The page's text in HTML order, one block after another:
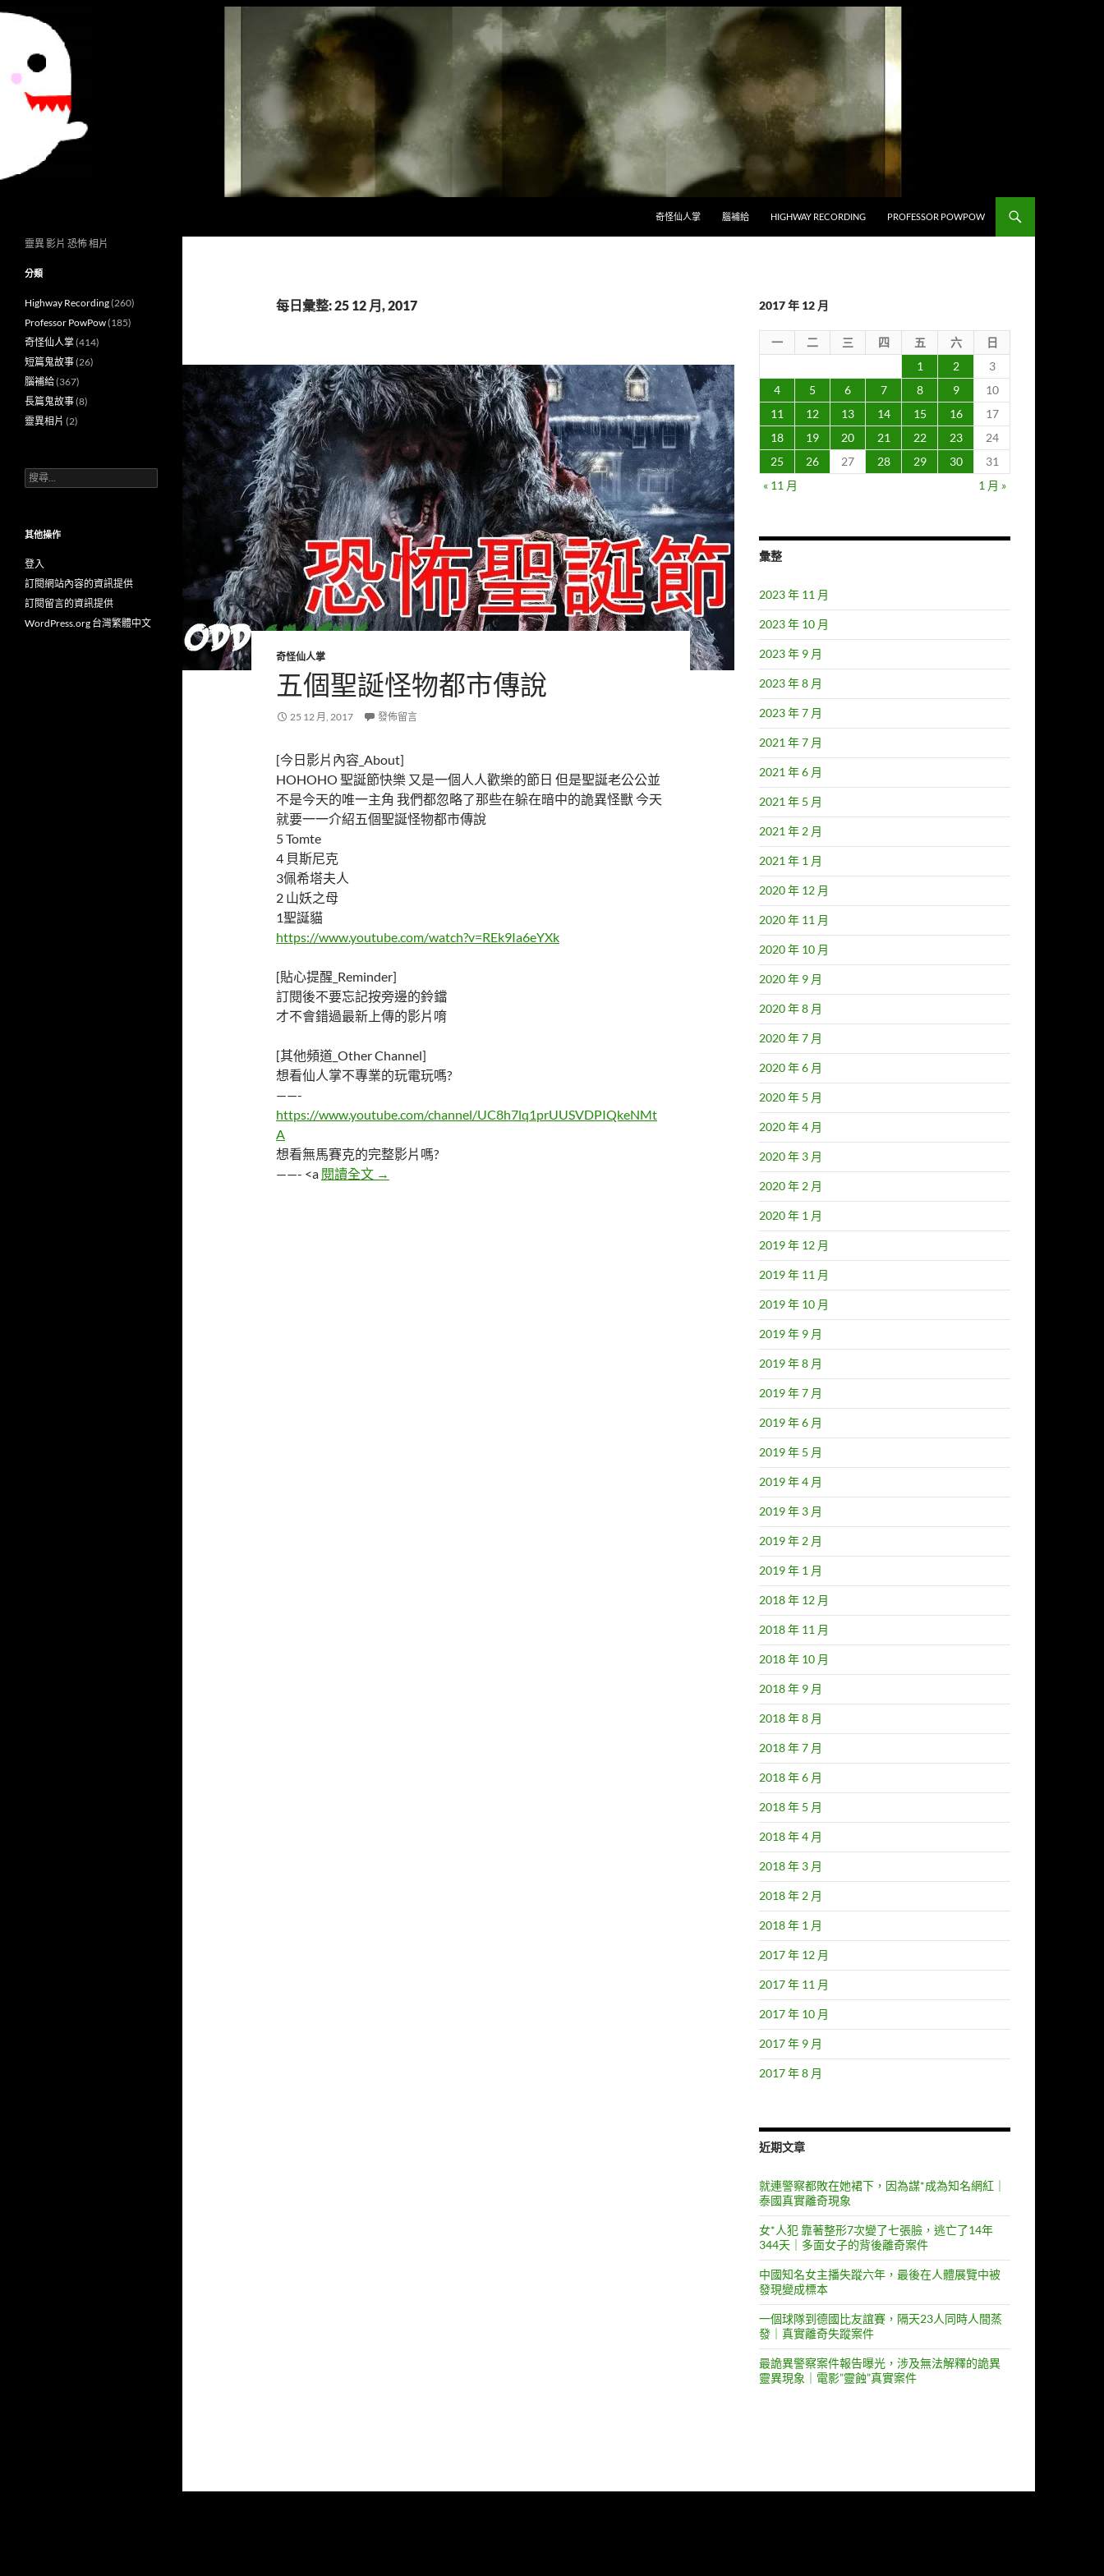
奇怪仙人掌
腦補給 HIGHWAY RECORDING PROFESSOR POWPOW
每日彙整: 25 12 月, 2017
奇怪仙人掌
五個聖誕怪物都市傳說
25 12 月, 2017 發佈留言
[今日影片內容_About]
HOHOHO 聖誕節快樂 又是一個人人歡樂的節日 但是聖誕老公公並
不是今天的唯一主角 我們都忽略了那些在躲在暗中的詭異怪獸 今天
就要一一介紹五個聖誕怪物都市傳說
5 Tomte
4 貝斯尼克
3佩希塔夫人
2 山妖之母
1聖誕貓
https://www.youtube.com/watch?v=REk9Ia6eYXk
[貼心提醒_Reminder]
訂閱後不要忘記按旁邊的鈴鐺
才不會錯過最新上傳的影片唷
[其他頻道_Other Channel]
想看仙人掌不專業的玩電玩嗎?
——-
https://www.youtube.com/channel/UC8h7lq1prUUSVDPIQkeNMt
A
想看無馬賽克的完整影片嗎?
——- <a 閱讀全文 五個聖誕怪物都市傳說
→
2017 年 12 月
一 二 三 四 五 六
日
1
2
3
4
5 6 7 8 9
10
11
12 13 14 15 16
17
18
19 20 21 22 23
24
25
26 27 28 29 30
31
« 11 月
1 月 »
彙整
2023 年 11 月
2023 年 10 月
2023 年 9 月
2023 年 8 月
2023 年 7 月
2021 年 7 月
2021 年 6 月
2021 年 5 月
2021 年 2 月
2021 年 1 月
2020 年 12 月
2020 年 11 月
2020 年 10 月
2020 年 9 月
2020 年 8 月
2020 年 7 月
2020 年 6 月
2020 年 5 月
2020 年 4 月
2020 年 3 月
2020 年 2 月
2020 年 1 月
2019 年 12 月
2019 年 11 月
2019 年 10 月
2019 年 9 月
2019 年 8 月
2019 年 7 月
2019 年 6 月
2019 年 5 月
2019 年 4 月
2019 年 3 月
2019 年 2 月
2019 年 1 月
2018 年 12 月
2018 年 11 月
2018 年 10 月
2018 年 9 月
2018 年 8 月
2018 年 7 月
2018 年 6 月
2018 年 5 月
2018 年 4 月
2018 年 3 月
2018 年 2 月
2018 年 1 月
2017 年 12 月
2017 年 11 月
2017 年 10 月
2017 年 9 月
2017 年 8 月
近期文章
就連警察都敗在她裙下，因為謀*成為知名網紅｜
泰國真實離奇現象
女*人犯 靠著整形7次變了七張臉，逃亡了14年
344天｜多面女子的背後離奇案件
中國知名女主播失蹤六年，最後在人體展覽中被
發現變成標本
一個球隊到德國比友誼賽，隔天23人同時人間蒸
發｜真實離奇失蹤案件
最詭異警察案件報告曝光，涉及無法解釋的詭異
靈異現象｜電影”靈蝕”真實案件
靈異 影片 恐怖 相片
分類
Highway Recording(260)
Professor PowPow(185)
奇怪仙人掌(414)
短篇鬼故事(26)
腦補給(367)
長篇鬼故事(8)
靈異相片 (2)
搜
尋
字:
其他操作
登入
訂閱網站內容的資訊提供
訂閱留言的資訊提供
WordPress.org 台灣繁體中文